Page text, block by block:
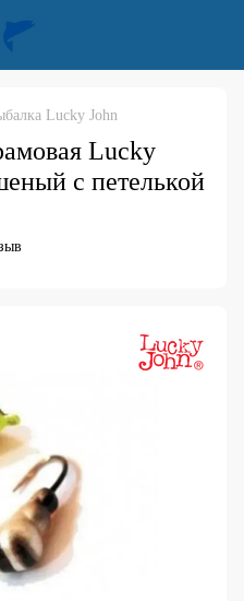
Lucky John
Lucky
с петелькой